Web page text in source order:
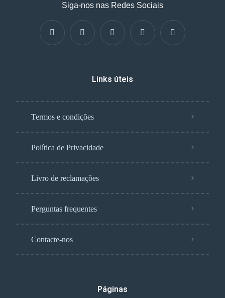
Siga-nos nas Redes Sociais
Links úteis
Termos e condições
Política de Privacidade
Livro de reclamações
Perguntas frequentes
Contacte-nos
Páginas